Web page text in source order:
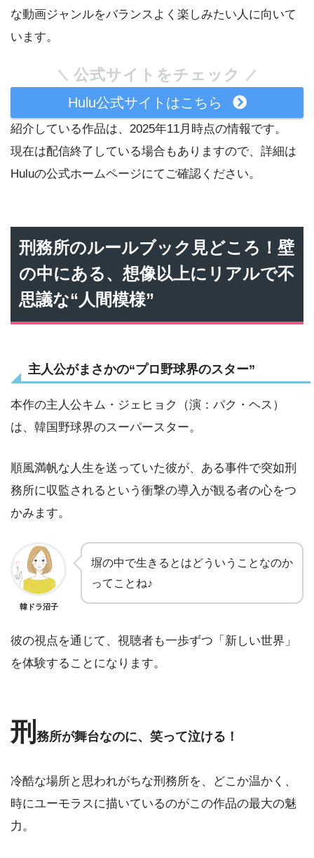
な動画ジャンルをバランスよく楽しみたい人に向いて
います。
公式サイトをチェック
Hulu公式サイトはこちら
紹介している作品は、2025年11月時点の情報です。
現在は配信終了している場合もありますので、詳細は
Huluの公式ホームページにてご確認ください。
刑務所のルールブック見どころ！壁
の中にある、想像以上にリアルで不
思議な“人間模様”
主人公がまさかの“プロ野球界のスター”
本作の主人公キム・ジェヒョク（演：パク・ヘス）
は、韓国野球界のスーパースター。
順風満帆な人生を送っていた彼が、ある事件で突如刑
務所に収監されるという衝撃の導入が観る者の心をつ
かみます。
韓ドラ沼子
塀の中で生きるとはどういうことなのか
ってことね♪
彼の視点を通じて、視聴者も一歩ずつ「新しい世界」
を体験することになります。
刑 務所が舞台なのに、笑って泣ける！
冷酷な場所と思われがちな刑務所を、どこか温かく、
時にユーモラスに描いているのがこの作品の最大の魅
力。